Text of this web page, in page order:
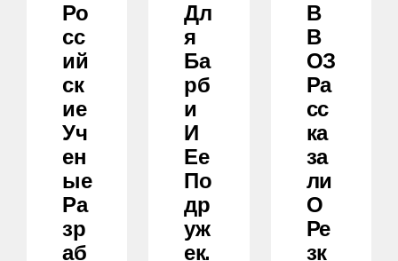
Ро
Сс
Ий
Ск
Ие
Уч
Ен
Ые
Ра
Зр
Аб
Дл
Я
Ба
Рб
И
И
Ее
По
Др
Уж
Ек.
В
В
ОЗ
Ра
Сс
Ка
За
Ли
О
Ре
Зк